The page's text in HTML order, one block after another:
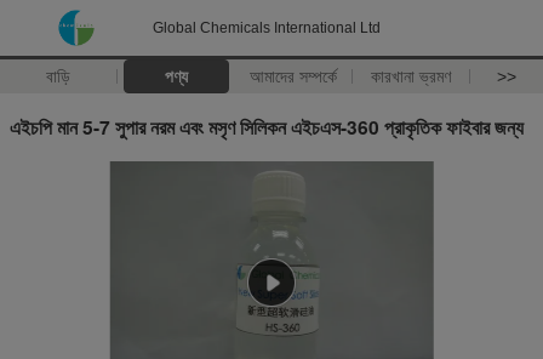
Global Chemicals International Ltd
বাড়ি পণ্য আমাদের সম্পর্কে কারখানা ভ্রমণ >>
এইচপি মান 5-7 সুপার নরম এবং মসৃণ সিলিকন এইচএস-360 প্রাকৃতিক ফাইবার জন্য